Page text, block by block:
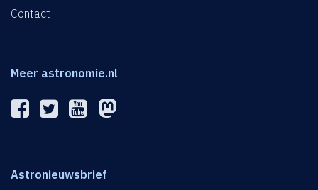
Contact
Meer astronomie.nl
Astronieuwsbrief